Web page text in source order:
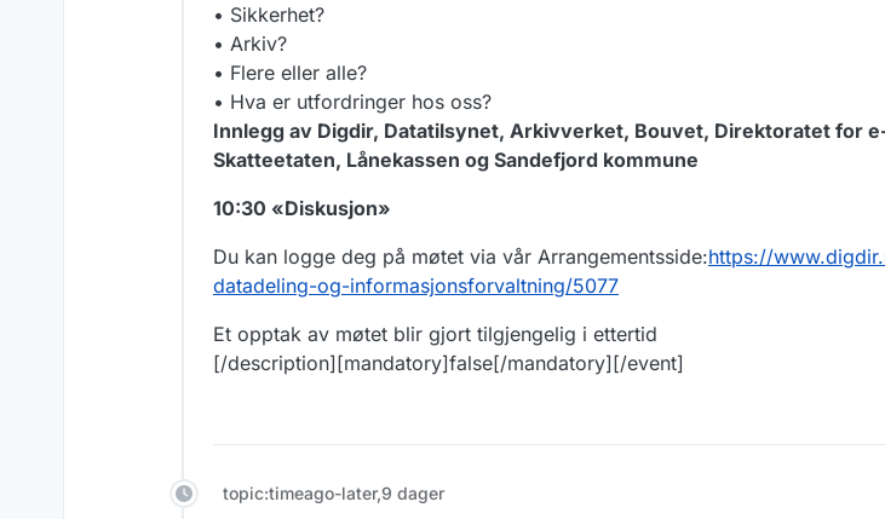
• Sikkerhet?
• Arkiv?
• Flere eller alle?
• Hva er utfordringer hos oss?
Innlegg av Digdir, Datatilsynet, Arkivverket, Bouvet, Direktoratet for
Skatteetaten, Lånekassen og Sandefjord kommune
10:30 «Diskusjon»
Du kan logge deg på møtet via vår Arrangementsside:https://
datadeling-og-informasjonsforvaltning/5077
Et opptak av møtet blir gjort tilgjengelig i ettertid
[/description][mandatory]false[/mandatory][/event]
topic:timeago-later,9 dager